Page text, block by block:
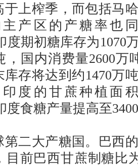
于上榨季，而包括马
产区的产糖率也
度期初糖库存为1070
，国内消费量2600万
存将达到约1470万
度的甘蔗种植面
度食糖产量提高至
大产糖国。巴西的
目前巴西甘蔗制糖比